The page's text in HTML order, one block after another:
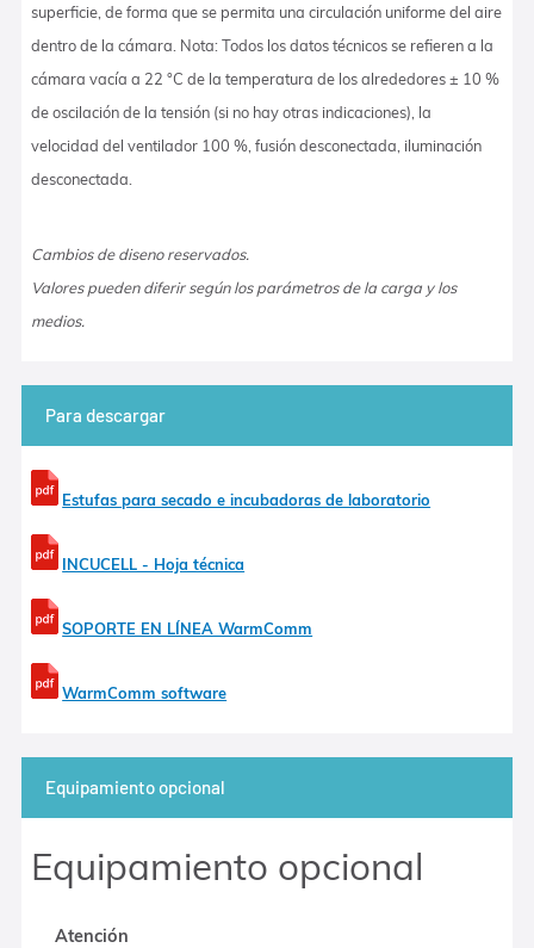
superficie, de forma que se permita una circulación uniforme del aire
dentro de la cámara. Nota: Todos los datos técnicos se refieren a la
cámara vacía a 22 °C de la temperatura de los alrededores ± 10 %
de oscilación de la tensión (si no hay otras indicaciones), la
velocidad del ventilador 100 %, fusión desconectada, iluminación
desconectada.
Cambios de diseno reservados.
Valores pueden diferir según los parámetros de la carga y los
medios.
Para descargar
Estufas para secado e incubadoras de laboratorio
INCUCELL - Hoja técnica
SOPORTE EN LÍNEA WarmComm
WarmComm software
Equipamiento opcional
Equipamiento opcional
Atención